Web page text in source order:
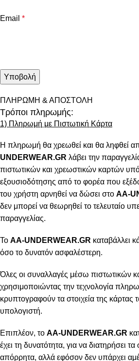
Email *
ΠΛΗΡΩΜΗ & ΑΠΟΣΤΟΛΗ
Τρόποι πληρωμής:
1) Πληρωμή με Πιστωτική Κάρτα
Η πληρωμή θα χρεωθεί και θα ληφθεί
UNDERWEAR.GR λάβει την
πιστωτικών και χρεωστικών καρτών
εξουσιοδότησης από το φορέα που
του χρήστη αρνηθεί να δώσει στο AA-
δεν μπορεί να θεωρηθεί το τελευταίο
παραγγελίας.
Το AA-UNDERWEAR.GR καταβάλλει
όσο το δυνατόν ασφαλέστερη.
Όλες οι συναλλαγές μέσω πιστωτικών
χρησιμοποιώντας την τεχνολογία
κρυπτογραφούν τα στοιχεία της κάρτας
υπολογιστή.
Επιπλέον, το AA-UNDERWEAR.GR
έχει τη δυνατότητα, για να διατηρήσει
απόρρητα, αλλά εφόσον δεν υπάρχει